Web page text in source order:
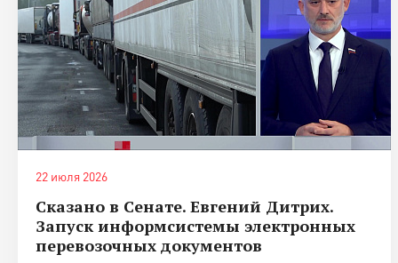
22 июля 2026
Сказано в Сенате. Евгений Дитрих.
Запуск информсистемы электронных
перевозочных документов